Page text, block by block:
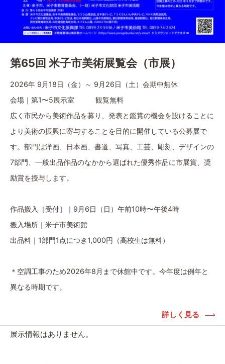
第65回 米子市美術展覧会（市展）
2026年 9月18日（金）～ 9月26日（土）会期中無休
会場｜第1〜5展示室 観覧無料
広く市民から美術作品を募り、発表と鑑賞の機会を設けることに
より美術の振興に寄与することを目的に開催している公募展で
す。部門は洋画、日本画、書道、写真、工芸、彫刻、デザインの
7部門、一般出品作品のなかから選ばれた優秀作品に市展賞、奨
励賞を授与します。
作品搬入［受付］｜9月6日（日）午前10時〜午後4時
搬入場所｜米子市美術館
出品料｜1部門1点につき1,000円（高校生は無料）
＊空調工事のため2026年8月まで休館中です。今年度は例年と
異なる時期です。
詳しく見る
展示情報はありません。